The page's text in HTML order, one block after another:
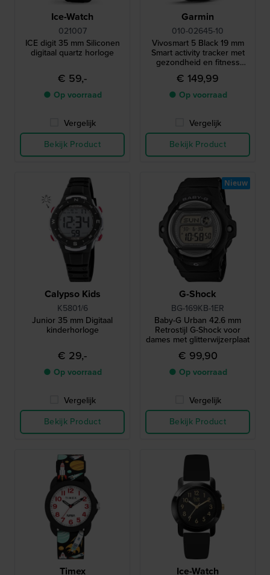
Ice-Watch
021007
ICE digit 35 mm Siliconen
digitaal quartz horloge
€ 59,-
● Op voorraad
Vergelijk
Bekijk Product
Garmin
010-02645-10
Vivosmart 5 Black 19 mm
Smart activity tracker met
gezondheid en fitness
functies
€ 149,99
● Op voorraad
Vergelijk
Bekijk Product
Calypso Kids
K5801/6
Junior 35 mm Digitaal
kinderhorloge
€ 29,-
● Op voorraad
Vergelijk
Bekijk Product
G-Shock
BG-169KB-1ER
Baby-G Urban 42.6 mm
Retrostijl G-Shock voor
dames met glitterwijzerplaat
€ 99,90
● Op voorraad
Vergelijk
Bekijk Product
Nieuw
Timex Ice-Watch